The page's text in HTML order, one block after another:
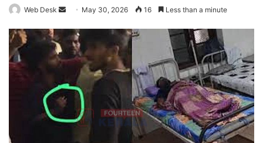
Web Desk
Send
email
May 30, 2026 16 Less than a minute